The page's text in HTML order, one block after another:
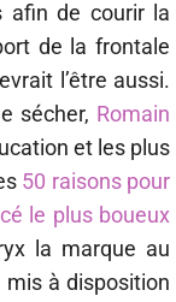
afin de courir la
de la frontale
l’être aussi.
sécher, Romain
et les plus
50 raisons pour
le plus boueux
la marque au
mis à disposition